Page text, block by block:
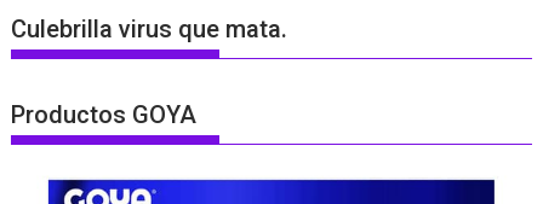
Culebrilla virus que mata.
Productos GOYA